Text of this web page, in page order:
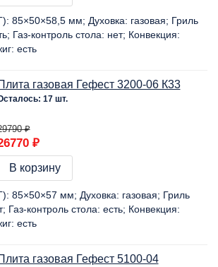
85×50×58,5 мм Духовка: газовая
Гриль
Газ-контроль стола: нет Конвекция:
есть
газовая Гефест 3200-06 К33
17 шт.
₽
₽
В корзину
85×50×57 мм Духовка: газовая
Гриль
Газ-контроль стола: есть Конвекция:
есть
газовая Гефест 5100-04